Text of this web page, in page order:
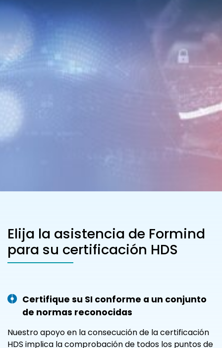
Elija la asistencia de Formind
para su certificación HDS
Certifique su SI conforme a un conjunto
de normas reconocidas
Nuestro apoyo en la consecución de la certificación
HDS implica la comprobación de todos los puntos de